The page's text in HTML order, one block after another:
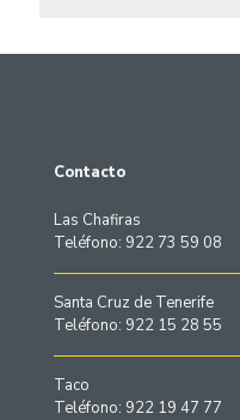
Contacto
Las Chafiras
Teléfono: 922 73 59 08
Santa Cruz de Tenerife
Teléfono: 922 15 28 55
Taco
Teléfono: 922 19 47 77